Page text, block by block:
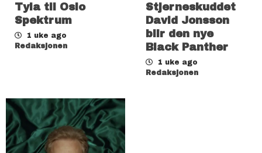
Tyla til Oslo
Spektrum
1 uke ago
Redaksjonen
Stjerneskuddet
David Jonsson
blir den nye
Black Panther
1 uke ago
Redaksjonen